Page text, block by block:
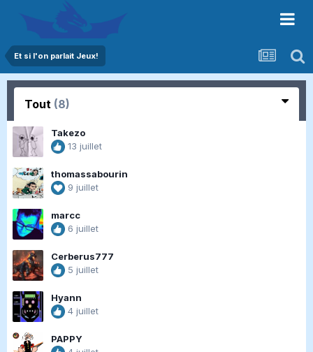
Et si l'on parlait Jeux!
Tout (8)
Takezo
13 juillet
thomassabourin
9 juillet
marcc
6 juillet
Cerberus777
5 juillet
Hyann
4 juillet
PAPPY